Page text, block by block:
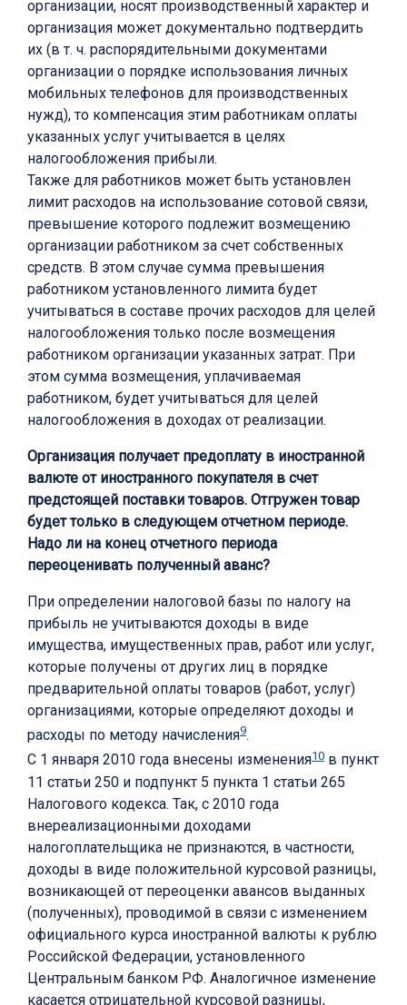
организации, носят производственный характер и
организация может документально подтвердить
их (в т. ч. распорядительными документами
организации о порядке использования личных
мобильных телефонов для производственных
нужд), то компенсация этим работникам оплаты
указанных услуг учитывается в целях
налогообложения прибыли.
Также для работников может быть установлен
лимит расходов на использование сотовой связи,
превышение которого подлежит возмещению
организации работником за счет собственных
средств. В этом случае сумма превышения
работником установленного лимита будет
учитываться в составе прочих расходов для целей
налогообложения только после возмещения
работником организации указанных затрат. При
этом сумма возмещения, уплачиваемая
работником, будет учитываться для целей
налогообложения в доходах от реализации.
Организация получает предоплату в иностранной
валюте от иностранного покупателя в счет
предстоящей поставки товаров. Отгружен товар
будет только в следующем отчетном периоде.
Надо ли на конец отчетного периода
переоценивать полученный аванс?
При определении налоговой базы по налогу на
прибыль не учитываются доходы в виде
имущества, имущественных прав, работ или услуг,
которые получены от других лиц в порядке
предварительной оплаты товаров (работ, услуг)
организациями, которые определяют доходы и
расходы по методу начисления9.
С 1 января 2010 года внесены изменения10 в пункт
11 статьи 250 и подпункт 5 пункта 1 статьи 265
Налогового кодекса. Так, с 2010 года
внереализационными доходами
налогоплательщика не признаются, в частности,
доходы в виде положительной курсовой разницы,
возникающей от переоценки авансов выданных
(полученных), проводимой в связи с изменением
официального курса иностранной валюты к рублю
Российской Федерации, установленного
Центральным банком РФ. Аналогичное изменение
касается отрицательной курсовой разницы,